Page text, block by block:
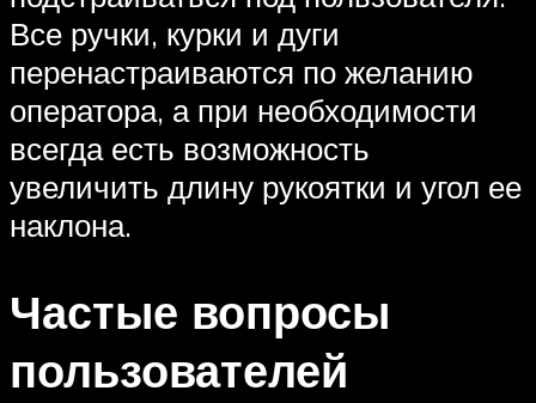
Все ручки, курки и дуги
перенастраиваются по желанию
оператора, а при необходимости
всегда есть возможность
увеличить длину рукоятки и угол ее
наклона.
Частые вопросы
пользователей